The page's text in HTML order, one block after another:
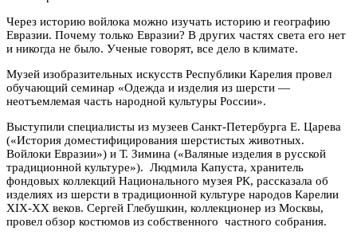
Через историю войлока можно изучать историю и географию
Евразии. Почему только Евразии? В других частях света его нет
и никогда не было. Ученые говорят, все дело в климате.
Музей изобразительных искусств Республики Карелия провел
обучающий семинар «Одежда и изделия из шерсти —
неотъемлемая часть народной культуры России».
Выступили специалисты из музеев Санкт-Петербурга Е. Царева
(«История доместифицирования шерстистых животных.
Войлоки Евразии») и Т. Зимина («Валяные изделия в русской
традиционной культуре»). Людмила Капуста, хранитель
фондовых коллекций Национального музея РК, рассказала об
изделиях из шерсти в традиционной культуре народов Карелии
XIX-XX веков. Сергей Глебушкин, коллекционер из Москвы,
провел обзор костюмов из собственного частного собрания.